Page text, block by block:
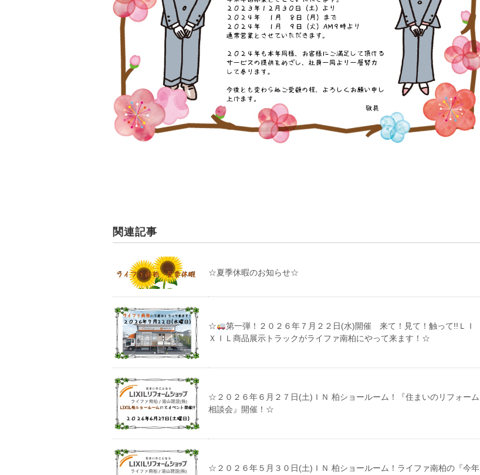
関連記事
☆夏季休暇のお知らせ☆
☆
第一弾！２０２６年７月２２日(水)開催 来て！見て！触って!!ＬＩ
ＸＩＬ商品展示トラックがライファ南柏にやって来ます！☆
☆２０２６年６月２７日(土)ＩＮ 柏ショールーム！『住まいのリフォーム
相談会』開催！☆
☆２０２６年５月３０日(土)ＩＮ 柏ショールーム！ライファ南柏の『今年